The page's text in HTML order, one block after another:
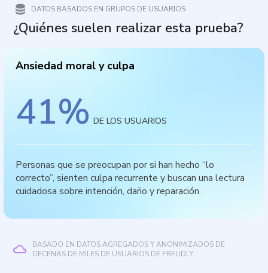
DATOS BASADOS EN GRUPOS DE USUARIOS
¿Quiénes suelen realizar esta prueba?
Ansiedad moral y culpa
41% DE LOS USUARIOS
Personas que se preocupan por si han hecho “lo
correcto”, sienten culpa recurrente y buscan una lectura
cuidadosa sobre intención, daño y reparación.
BASADO EN DATOS AGREGADOS Y ANONIMIZADOS DE
DECENAS DE MILES DE USUARIOS DE FREUDLY.